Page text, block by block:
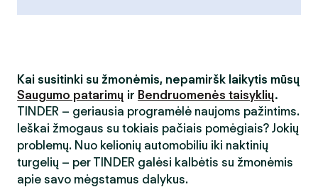
Kai susitinki su žmonėmis, nepamiršk laikytis mūsų
Saugumo patarimų ir Bendruomenės taisyklių.
TINDER – geriausia programėlė naujoms pažintims.
Ieškai žmogaus su tokiais pačiais pomėgiais? Jokių
problemų. Nuo kelionių automobiliu iki naktinių
turgelių – per TINDER galėsi kalbėtis su žmonėmis
apie savo mėgstamus dalykus.